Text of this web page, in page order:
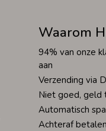
Waarom
94% van onze
aan
Verzending via
Niet goed, geld
Automatisch
Achteraf